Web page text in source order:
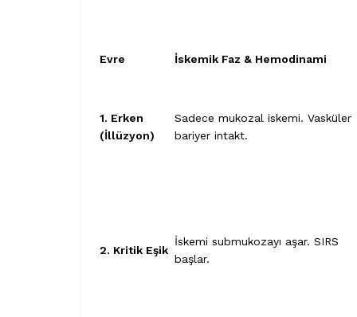
Evre İskemik Faz & Hemodinami
1. Erken
(İllüzyon)
Sadece mukozal iskemi. Vasküler
bariyer intakt.
2. Kritik Eşik
İskemi submukozayı aşar. SIRS
başlar.